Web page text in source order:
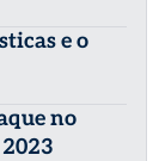
e o
no